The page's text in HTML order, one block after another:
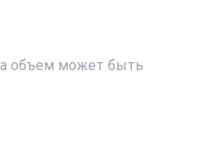
объем может быть